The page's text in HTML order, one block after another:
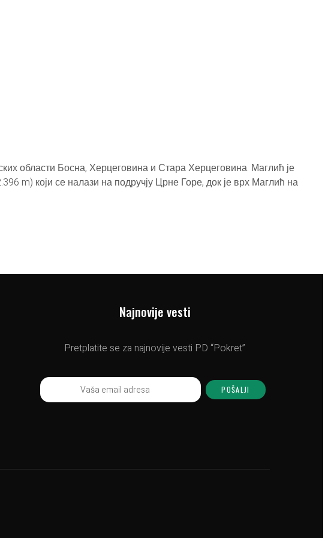
области Босна, Херцеговина и Стара Херцеговина. Маглић је
m) који се налази на подручју Црне Горе, док је врх Маглић на
Najnovije vesti
Pretplatite se za najnovije vesti PD “Pokret”
POŠALJI